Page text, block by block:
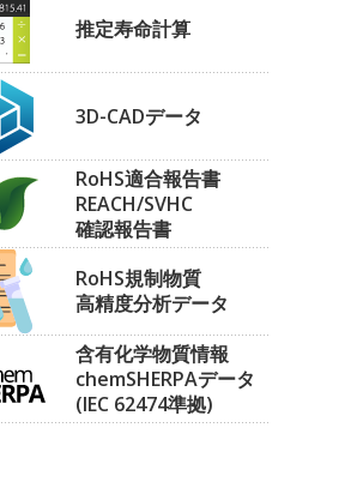
推定寿命計算
3D-CADデータ
RoHS適合報告書
REACH/SVHC
確認報告書
RoHS規制物質
高精度分析データ
含有化学物質情報
chemSHERPAデータ
(IEC 62474準拠)